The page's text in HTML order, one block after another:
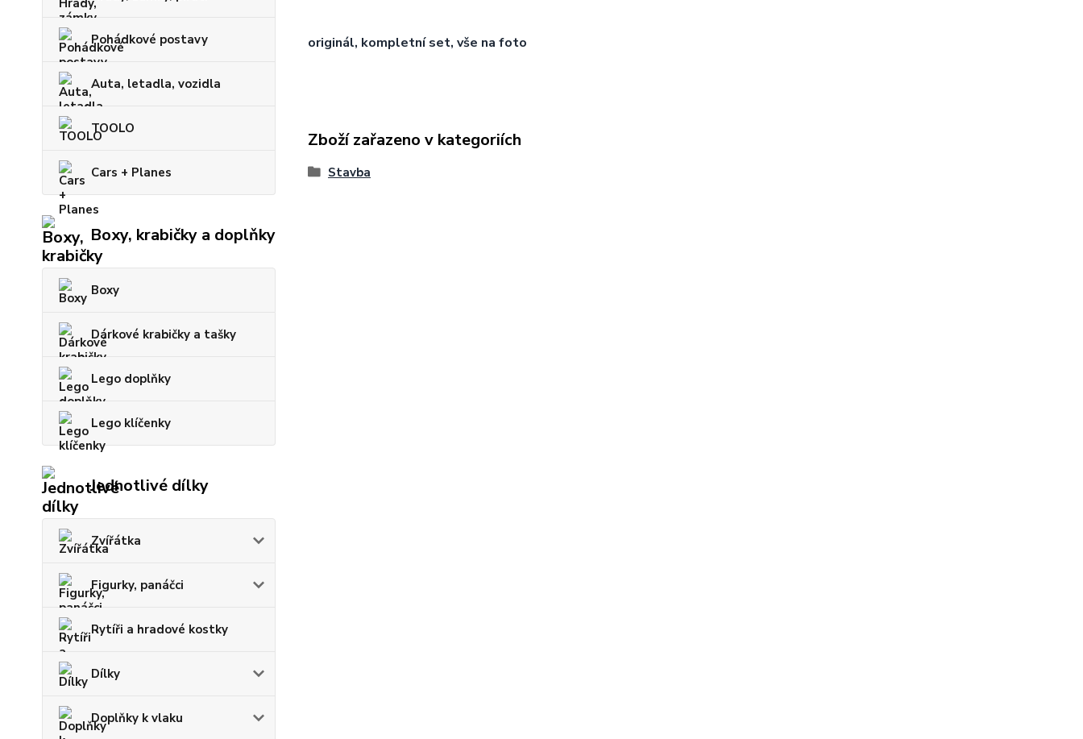
Pohádkové postavy
Auta, letadla, vozidla
TOOLO
Cars + Planes
Boxy, krabičky a doplňky
Boxy
Dárkové krabičky a tašky
Lego doplňky
Lego klíčenky
Jednotlivé dílky
Zvířátka
Figurky, panáčci
Rytíři a hradové kostky
Dílky
Doplňky k vlaku
originál, kompletní set, vše na foto
Zboží zařazeno v kategoriích
Stavba